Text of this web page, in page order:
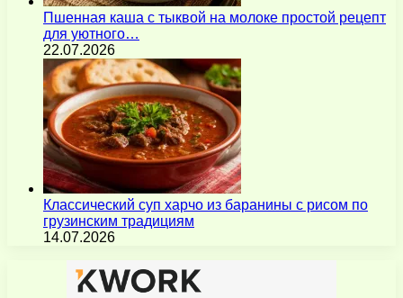
Пшенная каша с тыквой на молоке простой рецепт
для уютного…
22.07.2026
Классический суп харчо из баранины с рисом по
грузинским традициям
14.07.2026